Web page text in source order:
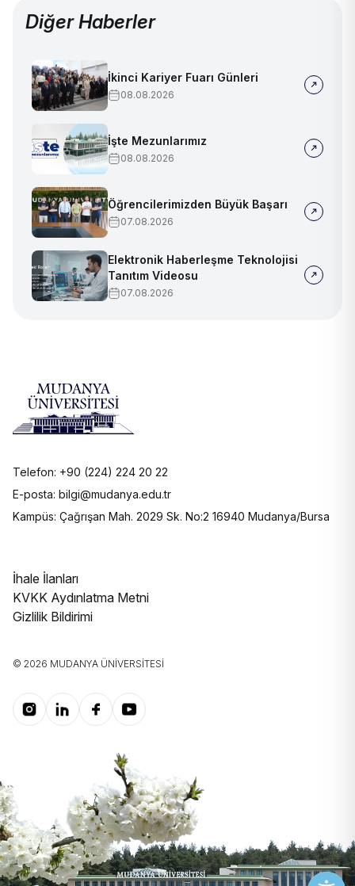
Diğer Haberler
İkinci Kariyer Fuarı Günleri
08.08.2026
İşte Mezunlarımız
08.08.2026
Öğrencilerimizden Büyük Başarı
07.08.2026
Elektronik Haberleşme Teknolojisi
Tanıtım Videosu
07.08.2026
Telefon: +90 (224) 224 20 22
E-posta: bilgi@mudanya.edu.tr
Kampüs: Çağrışan Mah. 2029 Sk. No:2 16940 Mudanya/Bursa
İhale İlanları
KVKK Aydınlatma Metni
Gizlilik Bildirimi
© 2026 MUDANYA ÜNIVERSITESI